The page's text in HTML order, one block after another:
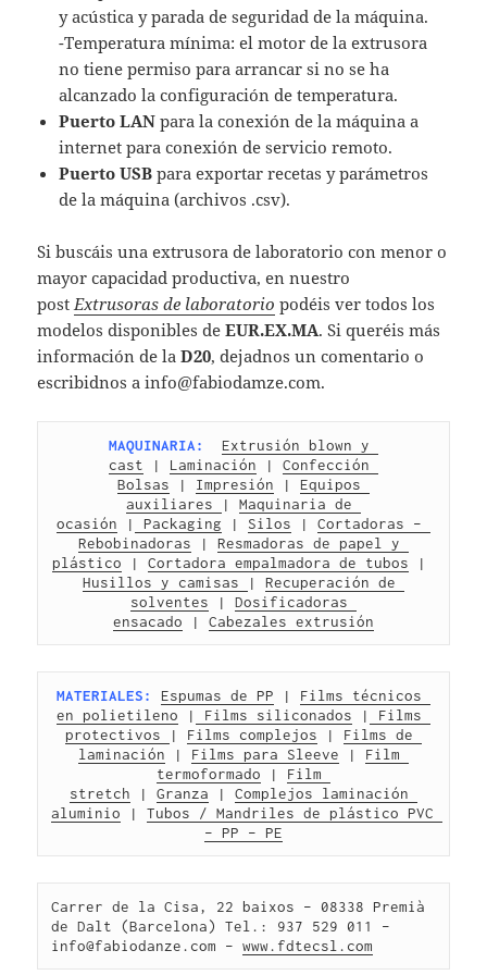
y acústica y parada de seguridad de la máquina.
-Temperatura mínima: el motor de la extrusora
no tiene permiso para arrancar si no se ha
alcanzado la configuración de temperatura.
Puerto LAN para la conexión de la máquina a
internet para conexión de servicio remoto.
Puerto USB para exportar recetas y parámetros
de la máquina (archivos .csv).
Si buscáis una extrusora de laboratorio con menor o
mayor capacidad productiva, en nuestro
postExtrusoras de laboratorio podéis ver todos los
modelos disponibles deEUR.EX.MA. Si queréis más
información de laD20, dejadnos un comentario o
escribidnos a info@fabiodamze.com.
MAQUINARIA:
Extrusión blown y
cast | Laminación | Confección
Bolsas | Impresión | Equipos
auxiliares
| Maquinaria de
ocasión | Packaging | Silos | Cortadoras –
Rebobinadoras | Resmadoras de papel y
plástico | Cortadora empalmadora de tubos
Husillos y camisas
| Recuperación de
solventes | Dosificadoras
ensacado | Cabezales extrusión
MATERIALES: Espumas de PP | Films técnicos
en polietileno | Films siliconados |
Films
protectivos
| Films complejos | Films de
laminación | Films para Sleeve | Film
termoformado | Film
stretch | Granza | Complejos laminación
aluminio | Tubos / Mandriles de plástico PVC
– PP – PE
Carrer de la Cisa, 22 baixos – 08338 Premià
de Dalt (Barcelona) Tel.: 937 529 011 –
info@fabiodanze.com – www.fdtecsl.com